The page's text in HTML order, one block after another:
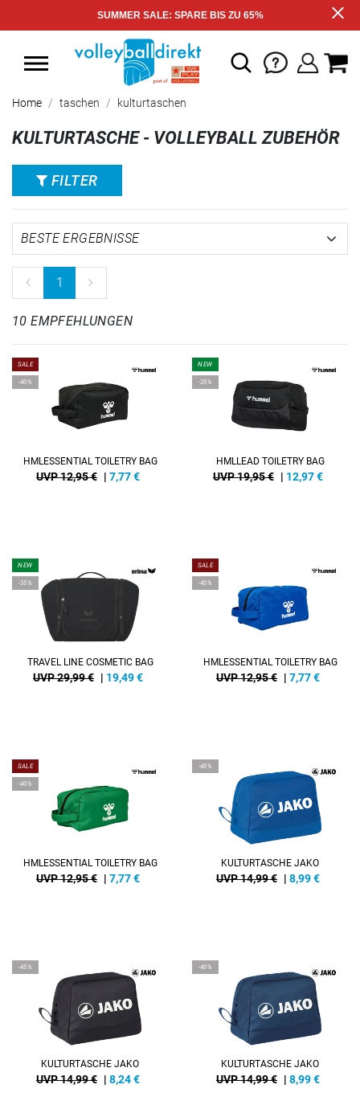
SUMMER SALE: SPARE BIS ZU 65%
Home taschen kulturtaschen
KULTURTASCHE - VOLLEYBALL ZUBEHÖR
FILTER
1
10 EMPFEHLUNGEN
SALE
-40%
HMLESSENTIAL TOILETRY BAG
UVP 12,95 € | 7,77€
NEW
-35%
HMLLEAD TOILETRY BAG
UVP 19,95 € | 12,97€
NEW
-35%
TRAVEL LINE COSMETIC BAG
UVP 29,99 € | 19,49€
SALE
-40%
HMLESSENTIAL TOILETRY BAG
UVP 12,95 € | 7,77€
SALE
-40%
HMLESSENTIAL TOILETRY BAG
UVP 12,95 € | 7,77€
-40%
KULTURTASCHE JAKO
UVP 14,99 € | 8,99€
-45%
KULTURTASCHE JAKO
UVP 14,99 € | 8,24€
-40%
KULTURTASCHE JAKO
UVP 14,99 € | 8,99€